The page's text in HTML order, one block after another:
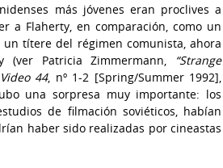
más jóvenes eran proclives a
a Flaherty, en comparación, como un
títere del régimen comunista, ahora
Patricia Zimmermann,
“Strange
44, nº 1-2 [Spring/Summer 1992],
una sorpresa muy importante: los
de filmación soviéticos, habían
haber sido realizadas por cineastas